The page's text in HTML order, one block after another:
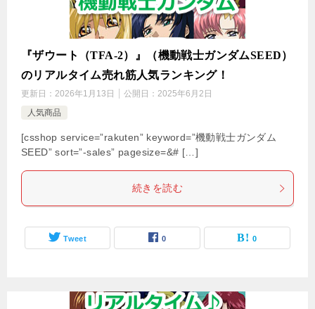
『ザウート（TFA-2）』（機動戦士ガンダムSEED）
のリアルタイム売れ筋人気ランキング！
更新日： 2026年1月13日 公開日： 2025年6月2日
人気商品
[csshop service=”rakuten” keyword=”機動戦士ガンダム
SEED” sort=”-sales” pagesize=&# […]
続きを読む
Tweet 0 0